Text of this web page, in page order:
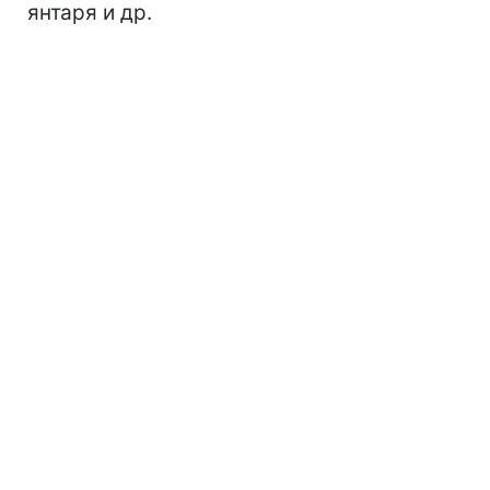
янтаря и др.